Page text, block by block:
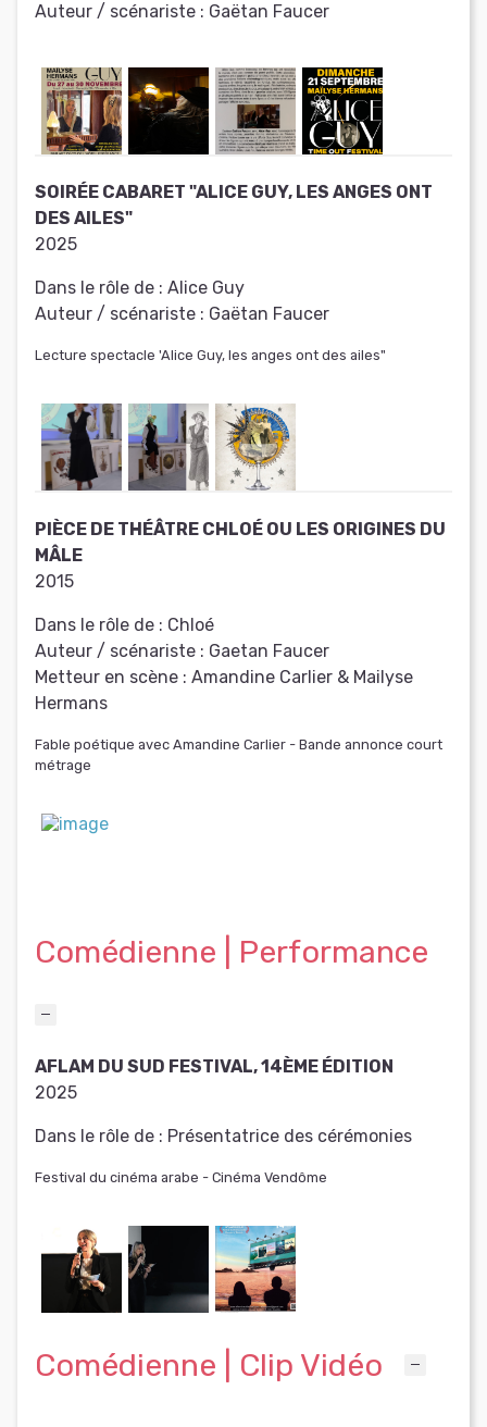
Auteur / scénariste : Gaëtan Faucer
SOIRÉE CABARET "ALICE GUY, LES ANGES ONT
DES AILES"
2025
Dans le rôle de : Alice Guy
Auteur / scénariste : Gaëtan Faucer
Lecture spectacle 'Alice Guy, les anges ont des ailes"
PIÈCE DE THÉÂTRE CHLOÉ OU LES ORIGINES DU
MÂLE
2015
Dans le rôle de : Chloé
Auteur / scénariste : Gaetan Faucer
Metteur en scène : Amandine Carlier & Mailyse
Hermans
Fable poétique avec Amandine Carlier - Bande annonce court
métrage
Comédienne | Performance
AFLAM DU SUD FESTIVAL, 14ÈME ÉDITION
2025
Dans le rôle de : Présentatrice des cérémonies
Festival du cinéma arabe - Cinéma Vendôme
Comédienne | Clip Vidéo